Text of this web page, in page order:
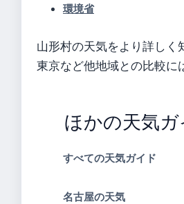
環境省
山形村の天気をより詳しく
東京など他地域との比較に
ほかの天気ガ
すべての天気ガイド
名古屋の天気